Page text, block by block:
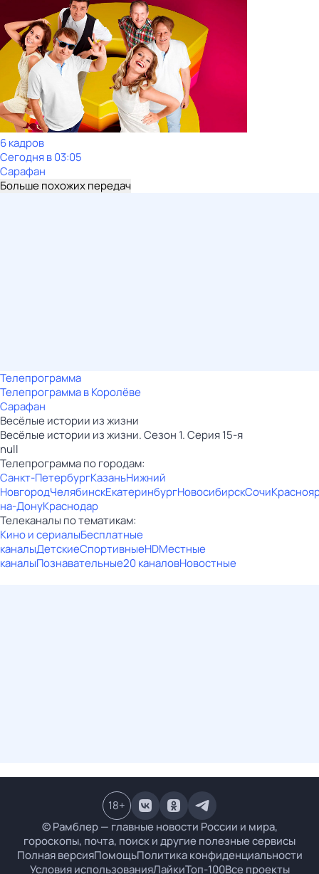
6 кадров
Сегодня в 03:05
Сарафан
Больше похожих передач
Телепрограмма
Телепрограмма в Королёве
Сарафан
Весёлые истории из жизни
Весёлые истории из жизни. Сезон 1. Серия 15-я
null
Телепрограмма по городам:
Санкт-ПетербургКазаньНижний
НовгородЧелябинскЕкатеринбургНовосибирскСочи
на-ДонуКраснодар
Телеканалы по тематикам:
Кино и сериалыБесплатные
каналыДетскиеСпортивныеHDМестные
каналыПознавательные20 каналовНовостные
© Рамблер — главные новости России и мира,
гороскопы, почта, поиск и другие полезные сервисы
Полная версияПомощьПолитика конфиденциальности
Условия использованияЛайкиТоп-100Все проекты
18+